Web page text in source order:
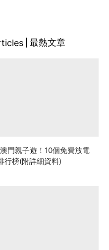
最熱文章
門親子遊！10個免費放電
行榜(附詳細資料)